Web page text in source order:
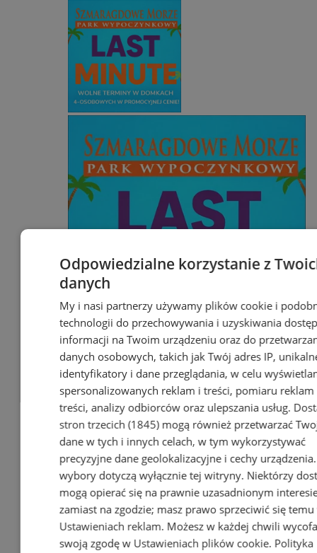
Wakacyjny wypoczynek nad
Bałtykiem w domkach
Szmaragdowe Morze
Odpowiedzialne korzystanie z
danych
My i nasi partnerzy używamy plików cookie i
technologii do przechowywania i uzyskiwania
informacji na Twoim urządzeniu oraz do
danych osobowych, takich jak Twój adres IP,
identyfikatory i dane przeglądania, w celu
spersonalizowanych reklam i treści, pomiaru reklam
treści, analizy odbiorców oraz ulepszania usług.
stron trzecich (1845)mogą również przetwarzać
dane w tych i innych celach, w tym wykorzystywać
precyzyjne dane geolokalizacyjne i cechy
wybory dotyczą wyłącznie tej witryny. Niektórzy
mogą opierać się na prawnie uzasadnionym
zamiast na zgodzie; masz prawo sprzeciwić się temu
Ustawieniach reklam. Możesz w każdej chwili
swoją zgodę w Ustawieniach plików cookie. Polityka